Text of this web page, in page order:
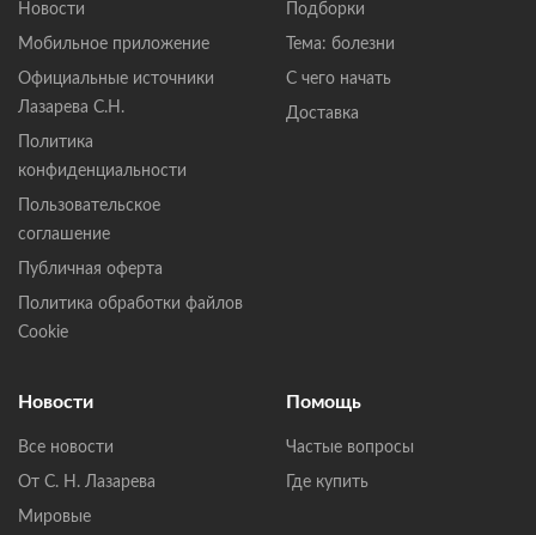
Новости
Мобильное приложение
Официальные источники
Лазарева С.Н.
Политика
конфиденциальности
Пользовательское
соглашение
Публичная оферта
Политика обработки файлов
Cookie
Подборки
Тема: болезни
С чего начать
Доставка
Новости
Все новости
От С. Н. Лазарева
Мировые
Помощь
Частые вопросы
Где купить